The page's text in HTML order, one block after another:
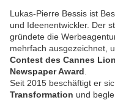
Lukas-Pierre Bessis ist
und Ideenentwickler. Der
gründete die
mehrfach ausgezeichnet,
Contest des Cannes
Newspaper Award
Seit 2015 beschäftigt er
Transformation und